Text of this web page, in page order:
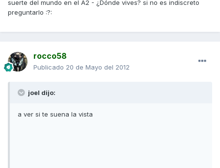
suerte del mundo en el A2 - ¿Dónde vives? si no es indiscreto
preguntarlo :?:
rocco58
Publicado 20 de Mayo del 2012
joel dijo:
a ver si te suena la vista